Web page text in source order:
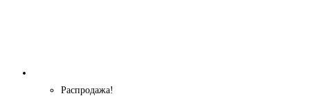
Распродажа!